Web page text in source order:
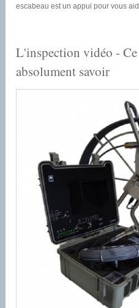
escabeau est un appui pour vous
L'inspection vidéo - Ce
absolument savoir